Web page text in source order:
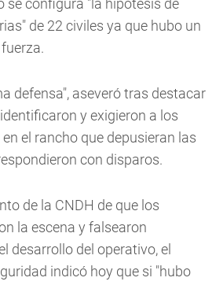
se configura "la hipótesis de
de 22 civiles ya que hubo un
defensa", aseveró tras destacar
y exigieron a los
el rancho que depusieran las
con disparos.
de la CNDH de que los
la escena y falsearon
desarrollo del operativo, el
indicó hoy que si "hubo